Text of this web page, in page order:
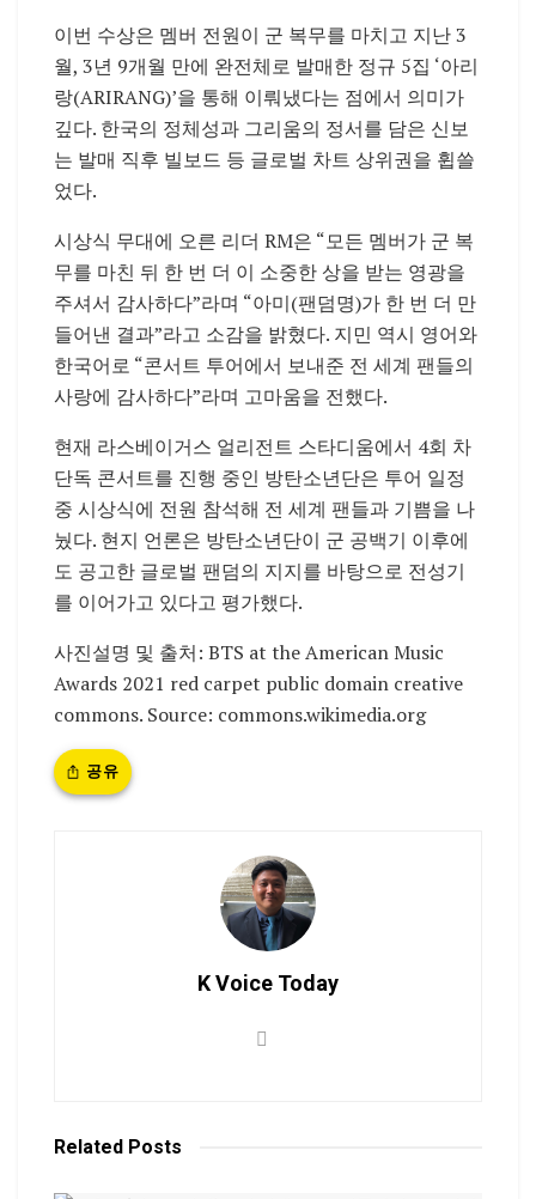
이번 수상은 멤버 전원이 군 복무를 마치고 지난 3
월, 3년 9개월 만에 완전체로 발매한 정규 5집 ‘아리
랑(ARIRANG)’을 통해 이뤄냈다는 점에서 의미가
깊다. 한국의 정체성과 그리움의 정서를 담은 신보
는 발매 직후 빌보드 등 글로벌 차트 상위권을 휩쓸
었다.
시상식 무대에 오른 리더 RM은 “모든 멤버가 군 복
무를 마친 뒤 한 번 더 이 소중한 상을 받는 영광을
주셔서 감사하다”라며 “아미(팬덤명)가 한 번 더 만
들어낸 결과”라고 소감을 밝혔다. 지민 역시 영어와
한국어로 “콘서트 투어에서 보내준 전 세계 팬들의
사랑에 감사하다”라며 고마움을 전했다.
현재 라스베이거스 얼리전트 스타디움에서 4회 차
단독 콘서트를 진행 중인 방탄소년단은 투어 일정
중 시상식에 전원 참석해 전 세계 팬들과 기쁨을 나
눴다. 현지 언론은 방탄소년단이 군 공백기 이후에
도 공고한 글로벌 팬덤의 지지를 바탕으로 전성기
를 이어가고 있다고 평가했다.
사진설명 및 출처: BTS at the American Music
Awards 2021 red carpet public domain creative
commons. Source: commons.wikimedia.org
공유
K Voice Today
Related Posts